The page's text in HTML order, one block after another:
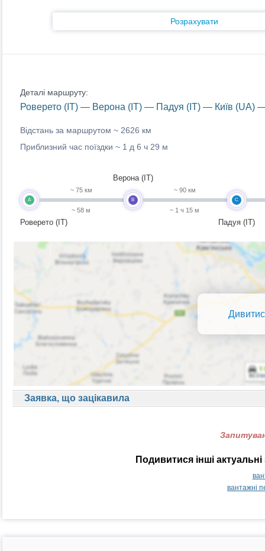
Розрахувати
Деталі маршруту:
Роверето (IT) — Верона (IT) — Падуя (IT) — Київ (UA)
Відстань за маршрутом ~ 2626 км
Приблизний час поїздки ~ 1 д 6 ч 29 м
A
Роверето (IT)
~ 75 км
~ 58 м
B
Верона (IT)
~ 90 км
~ 1 ч 15 м
C
Падуя (IT)
Заявка, що зацікавила
Подивитися інші
вантажні